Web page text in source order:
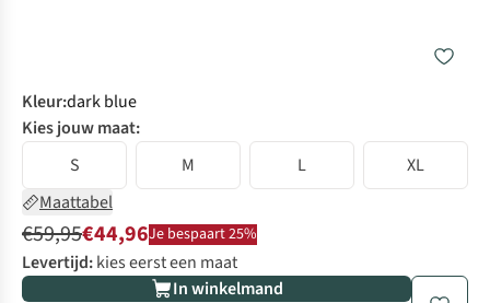
Kleur:dark blue
Kies jouw maat:
S
M L
XL
Maattabel
€59,95€44,96Je bespaart 25%
Levertijd:kies eerst een maat
In winkelmand